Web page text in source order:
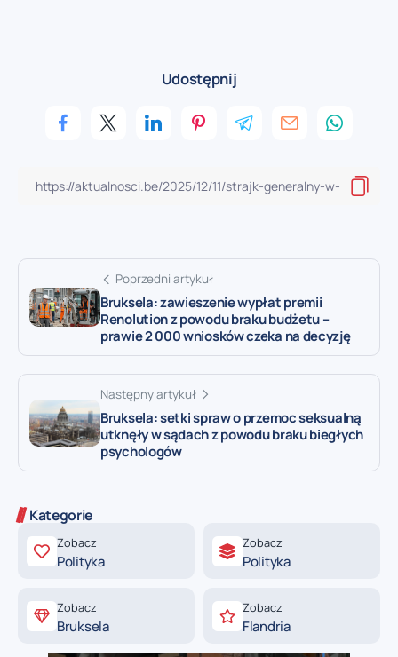
Udostępnij
Poprzedni artykuł
Bruksela: zawieszenie wypłat premii
Renolution z powodu braku budżetu –
prawie 2 000 wniosków czeka na decyzję
Następny artykuł
Bruksela: setki spraw o przemoc seksualną
utknęły w sądach z powodu braku biegłych
psychologów
Kategorie
Zobacz
Polityka
Zobacz
Polityka
Zobacz
Bruksela
Zobacz
Flandria